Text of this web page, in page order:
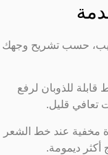
حسب تشريح وجهك
للذوبان لرفع
تعافي قليل.
مخفية عند خط الشعر
أكثر ديمومة.